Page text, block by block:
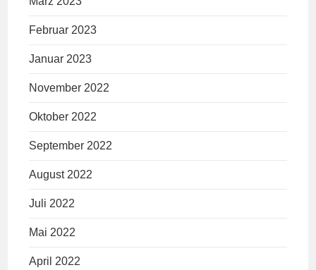
Februar 2023
Januar 2023
November 2022
Oktober 2022
September 2022
August 2022
Juli 2022
Mai 2022
April 2022